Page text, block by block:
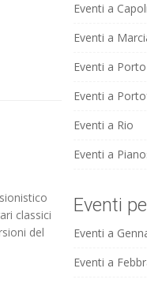
classici
del
Eventi a
Eventi a
Eventi a
Eventi a
Eventi a Rio
Eventi a
Eventi
Eventi a
Eventi a